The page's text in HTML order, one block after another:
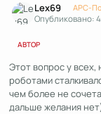
Lex69 APC-
Опубликовано:
АВТОР
Этот вопрос у всех,
роботами
чем более не
дальше желания